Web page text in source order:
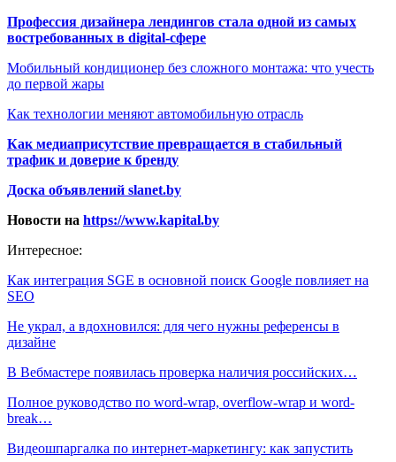
Профессия дизайнера лендингов стала одной из самых
востребованных в digital-сфере
Мобильный кондиционер без сложного монтажа: что учесть
до первой жары
Как технологии меняют автомобильную отрасль
Как медиаприсутствие превращается в стабильный
трафик и доверие к бренду
Доска объявлений slanet.by
Новости на https://www.kapital.by
Интересное:
Как интеграция SGE в основной поиск Google повлияет на
SEO
Не украл, а вдохновился: для чего нужны референсы в
дизайне
В Вебмастере появилась проверка наличия российских…
Полное руководство по word-wrap, overflow-wrap и word-
break…
Видеошпаргалка по интернет-маркетингу: как запустить